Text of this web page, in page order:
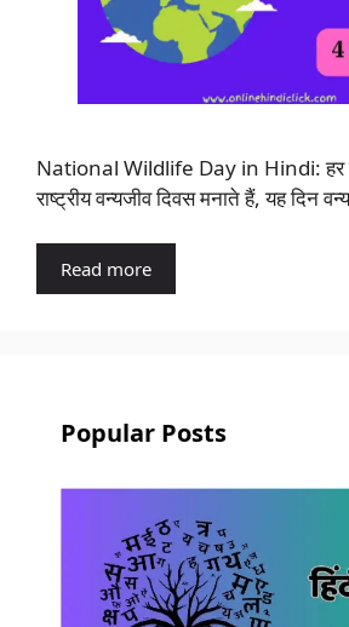
National Wildlife Day in Hindi: हर
राष्ट्रीय वन्यजीव दिवस मनाते हैं, यह दिन
Read more
Popular Posts